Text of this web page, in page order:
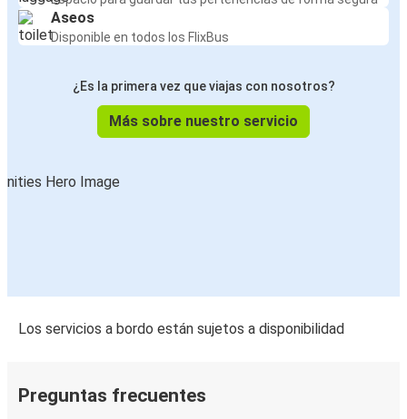
Aseos
Disponible en todos los FlixBus
¿Es la primera vez que viajas con nosotros?
Más sobre nuestro servicio
Los servicios a bordo están sujetos a disponibilidad
Preguntas frecuentes